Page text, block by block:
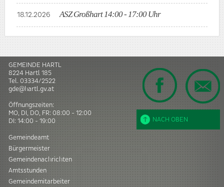
18.12.2026 ASZ Großhart 14:00 - 17:00 Uhr
NACH OBEN
GEMEINDE HARTL
8224 Hartl185
Tel. 03334/2522
gde@hartl.gv.at
Öffnungszeiten:
MO, DI, DO, FR: 08:00 - 12:00
DI: 14:00 - 19:00
Gemeindeamt
Bürgermeister
Gemeindenachrichten
Amtsstunden
Gemeindemitarbeiter